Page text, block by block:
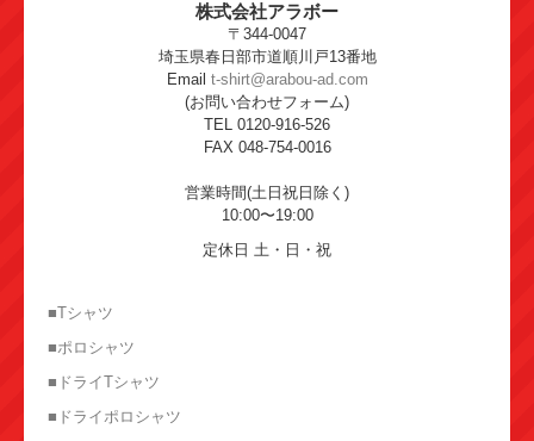
株式会社アラボー
〒344-0047
埼玉県春日部市道順川戸13番地
Email t-shirt@arabou-ad.com
(お問い合わせフォーム)
TEL 0120-916-526
FAX 048-754-0016
営業時間(土日祝日除く)
10:00〜19:00
定休日 土・日・祝
■Tシャツ
■ポロシャツ
■ドライTシャツ
■ドライポロシャツ